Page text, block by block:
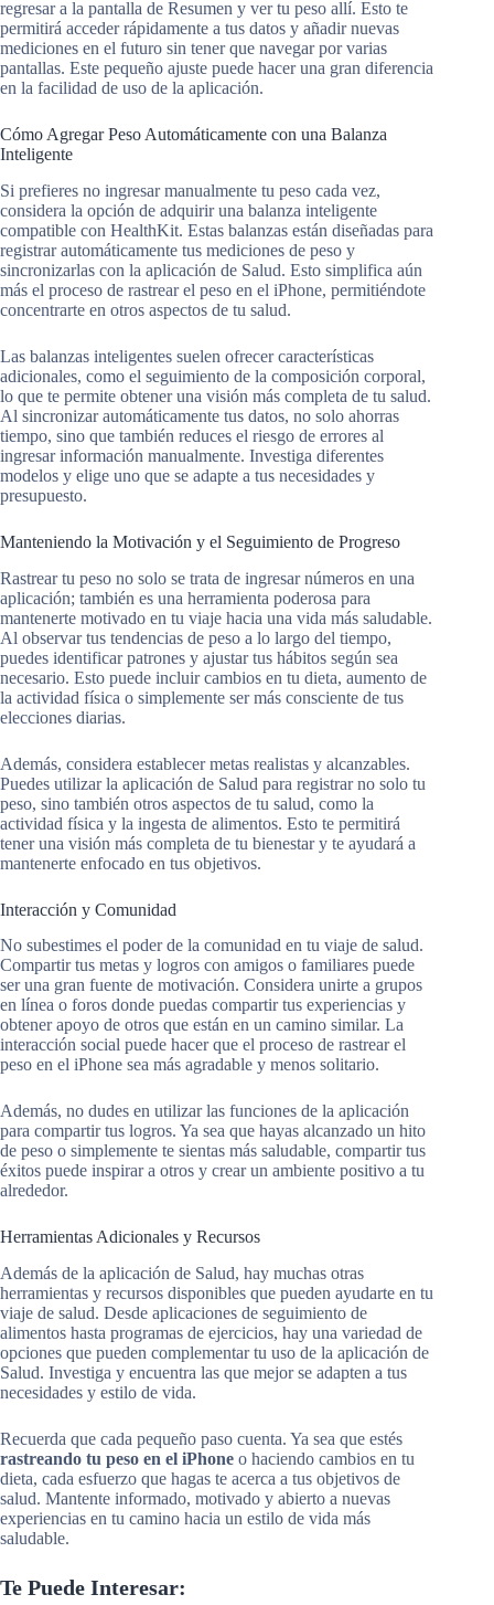
regresar a la pantalla de Resumen y ver tu peso allí. Esto te
permitirá acceder rápidamente a tus datos y añadir nuevas
mediciones en el futuro sin tener que navegar por varias
pantallas. Este pequeño ajuste puede hacer una gran diferencia
en la facilidad de uso de la aplicación.
Cómo Agregar Peso Automáticamente con una Balanza
Inteligente
Si prefieres no ingresar manualmente tu peso cada vez,
considera la opción de adquirir una balanza inteligente
compatible con HealthKit. Estas balanzas están diseñadas para
registrar automáticamente tus mediciones de peso y
sincronizarlas con la aplicación de Salud. Esto simplifica aún
más el proceso de rastrear el peso en el iPhone, permitiéndote
concentrarte en otros aspectos de tu salud.
Las balanzas inteligentes suelen ofrecer características
adicionales, como el seguimiento de la composición corporal,
lo que te permite obtener una visión más completa de tu salud.
Al sincronizar automáticamente tus datos, no solo ahorras
tiempo, sino que también reduces el riesgo de errores al
ingresar información manualmente. Investiga diferentes
modelos y elige uno que se adapte a tus necesidades y
presupuesto.
Manteniendo la Motivación y el Seguimiento de Progreso
Rastrear tu peso no solo se trata de ingresar números en una
aplicación; también es una herramienta poderosa para
mantenerte motivado en tu viaje hacia una vida más saludable.
Al observar tus tendencias de peso a lo largo del tiempo,
puedes identificar patrones y ajustar tus hábitos según sea
necesario. Esto puede incluir cambios en tu dieta, aumento de
la actividad física o simplemente ser más consciente de tus
elecciones diarias.
Además, considera establecer metas realistas y alcanzables.
Puedes utilizar la aplicación de Salud para registrar no solo tu
peso, sino también otros aspectos de tu salud, como la
actividad física y la ingesta de alimentos. Esto te permitirá
tener una visión más completa de tu bienestar y te ayudará a
mantenerte enfocado en tus objetivos.
Interacción y Comunidad
No subestimes el poder de la comunidad en tu viaje de salud.
Compartir tus metas y logros con amigos o familiares puede
ser una gran fuente de motivación. Considera unirte a grupos
en línea o foros donde puedas compartir tus experiencias y
obtener apoyo de otros que están en un camino similar. La
interacción social puede hacer que el proceso de rastrear el
peso en el iPhone sea más agradable y menos solitario.
Además, no dudes en utilizar las funciones de la aplicación
para compartir tus logros. Ya sea que hayas alcanzado un hito
de peso o simplemente te sientas más saludable, compartir tus
éxitos puede inspirar a otros y crear un ambiente positivo a tu
alrededor.
Herramientas Adicionales y Recursos
Además de la aplicación de Salud, hay muchas otras
herramientas y recursos disponibles que pueden ayudarte en tu
viaje de salud. Desde aplicaciones de seguimiento de
alimentos hasta programas de ejercicios, hay una variedad de
opciones que pueden complementar tu uso de la aplicación de
Salud. Investiga y encuentra las que mejor se adapten a tus
necesidades y estilo de vida.
Recuerda que cada pequeño paso cuenta. Ya sea que estés
rastreando tu peso en el iPhone o haciendo cambios en tu
dieta, cada esfuerzo que hagas te acerca a tus objetivos de
salud. Mantente informado, motivado y abierto a nuevas
experiencias en tu camino hacia un estilo de vida más
saludable.
Te Puede Interesar: